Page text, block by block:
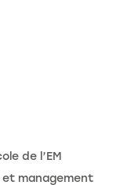
de l’EM
management